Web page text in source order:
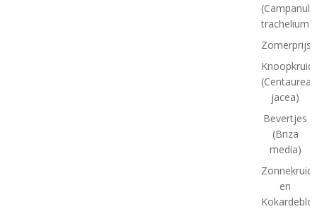
(Campanula
trachelium)
Knoopkruid
(Centaurea
jacea)
Bevertjes
(Briza
media)
Zonnekruid
en